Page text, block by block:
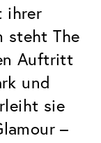
ihrer
steht The
Auftritt
und
sie
–